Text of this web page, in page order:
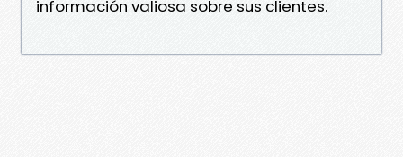
información valiosa sobre sus clientes.